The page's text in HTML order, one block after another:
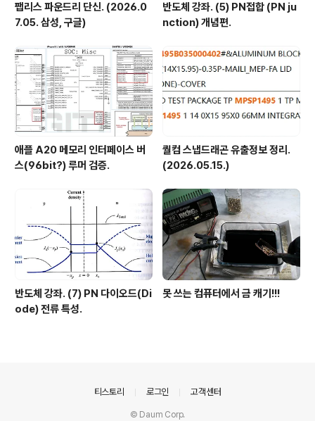
팹리스 파운드리 단신. (2026.0
7.05. 삼성, 구글)
반도체 강좌. (5) PN접합 (PN ju
nction) 개념편.
애플 A20 메모리 인터페이스 버
스(96bit?) 루머 검증.
퀄컴 스냅드래곤 유출정보 정리.
(2026.05.15.)
반도체 강좌. (7) PN 다이오드(Di
ode) 전류 특성.
못 쓰는 컴퓨터에서 금 캐기!!!
티스토리 로그인 고객센터
© Daum Corp.